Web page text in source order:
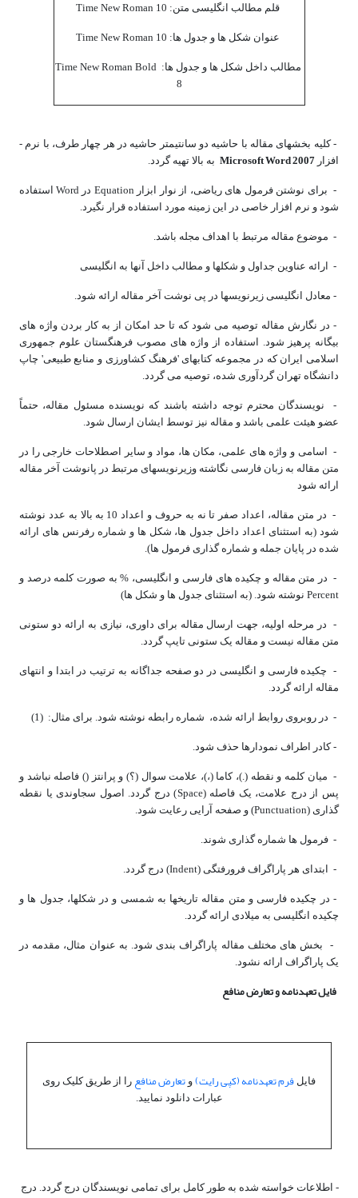
قلم مطالب انگلیسی متن: Time New Roman 10
عنوان شکل ها و جدول ها: Time New Roman 10
مطالب داخل شکل ها و جدول ها: Time New Roman Bold
8
-کلیه بخش­های مقاله با حاشیه دو سانتی­متر حاشیه در هر چهار طرف، با نرم ­
افزار
Microsoft Word2007 به بالا تهیه گردد.
- برای نوشتن فرمول های ریاضی، از نوار ابزار Equation در Word استفاده
شود و نرم افزار خاصی در این زمینه مورد استفاده قرار نگیرد.
- موضوع مقاله مرتبط با اهداف مجله باشد.
- ارائه عناوین جداول و شکل­ها و مطالب داخل آن­ها به انگلیسی
- معادل انگلیسی زیرنویس­ها در پی نوشت آخر مقاله ارائه شود.
- در نگارش مقاله توصیه می ­شود که تا حد امکان از به­ کار بردن واژه­ های
بیگانه پرهیز شود. استفاده از واژه ­های مصوب فرهنگستان علوم جمهوری
اسلامی ایران که در مجموعه کتاب­های 'فرهنگ کشاورزی و منابع طبیعی' چاپ
دانشگاه تهران گردآوری شده، توصیه می ­گردد.
- نویسندگان محترم توجه داشته باشند که نویسنده مسئول مقاله، حتماً
عضو هیئت علمی باشد و مقاله نیز توسط ایشان ارسال شود.
- اسامی و واژه ­های علمی، مکان ­ها، مواد و سایر اصطلاحات خارجی را در
متن مقاله به زبان فارسی نگاشته وزیرنویس­های مرتبط در پانوشت آخر مقاله
ارائه شود
- در متن مقاله، اعداد صفر تا نه به حروف و اعداد 10 به بالا به عدد نوشته
شود (به استثنای اعداد داخل جدول ­ها، شکل­ ها و شماره رفرنس­ های ارائه
شده در پایان جمله و شماره­ گذاری فرمول­ ها).
- در متن مقاله و چکیده های فارسی و انگلیسی، % به صورت کلمه درصد و
Percent نوشته شود. (به استثنای جدول ها و شکل ها)
- در مرحله اولیه، جهت ارسال مقاله برای داوری، نیازی به ارائه دو ستونی
متن مقاله نیست و مقاله یک ستونی تایپ گردد.
- چکیده فارسی و انگلیسی در دو صفحه جداگانه به ­ترتیب در ابتدا و انتهای
مقاله ارائه گردد.
- در روبروی روابط ارائه شده، شماره رابطه نوشته شود. برای مثال: (1)
- کادر اطراف نمودارها حذف شود.
- میان کلمه و نقطه (.)، کاما (،)، علامت سوال (؟) و پرانتز () فاصله نباشد و
پس از درج علامت، یک فاصله (Space) درج گردد. اصول سجاوندی یا نقطه
گذاری (Punctuation) و صفحه آرایی رعایت شود.
- فرمول ها شماره گذاری شوند.
- ابتدای هر پاراگراف فرورفتگی (Indent) درج گردد.
- در چکیده فارسی و متن مقاله تاریخ­ها به شمسی و در شکل­ها، جدول­ ها و
چکیده انگلیسی به میلادی ارائه گردد.
- بخش های مختلف مقاله پاراگراف بندی شود. به عنوان مثال، مقدمه در
یک پاراگراف ارائه نشود.
فایلتعهدنامه و تعارض منافع
فایل فرم تعهدنامه (کپی رایت) و تعارض منافع را از طریق کلیک روی
عبارات دانلود نمایید.
- اطلاعات خواسته شده به طور کامل برای تمامی نویسندگان درج گردد. درج